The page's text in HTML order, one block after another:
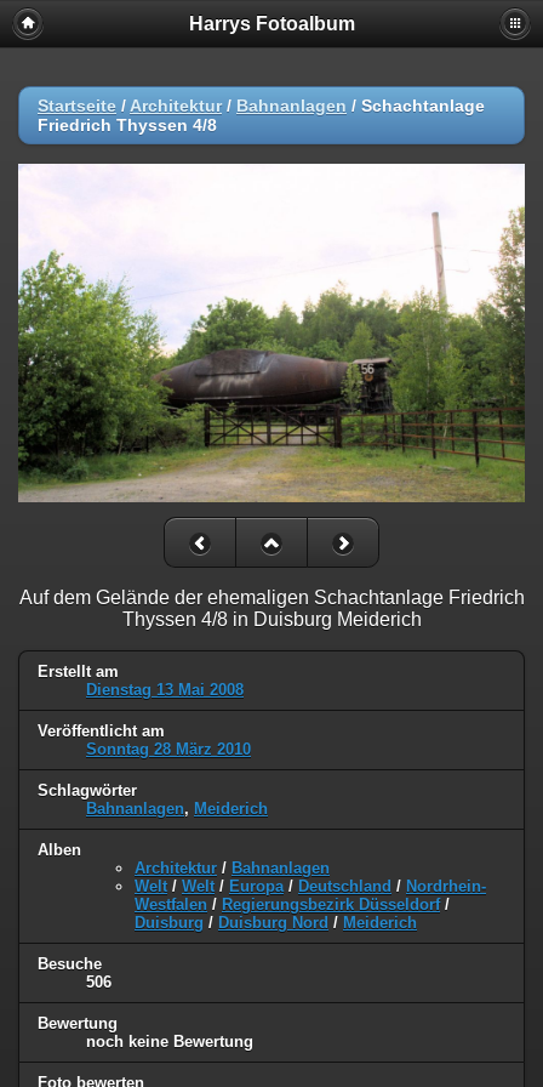
Harrys Fotoalbum
Startseite / Architektur/ Bahnanlagen / Schachtanlage
Friedrich Thyssen 4/8
Auf dem Gelände der ehemaligen Schachtanlage Friedrich
Thyssen 4/8 in Duisburg Meiderich
Erstellt am
Dienstag 13 Mai 2008
Veröffentlicht am
Sonntag 28 März 2010
Schlagwörter
Bahnanlagen, Meiderich
Alben
Architektur / Bahnanlagen
Welt / Welt / Europa/ Deutschland / Nordrhein-
Westfalen / Regierungsbezirk Düsseldorf/
Duisburg / Duisburg Nord / Meiderich
Besuche
506
Bewertung
noch keine Bewertung
Foto bewerten